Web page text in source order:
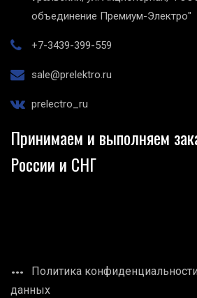
объединение Премиум-Электро"
+7-3439-399-559
sale@prelektro.ru
prelectro_ru
Принимаем и выполняем
России и СНГ
Политика
данных